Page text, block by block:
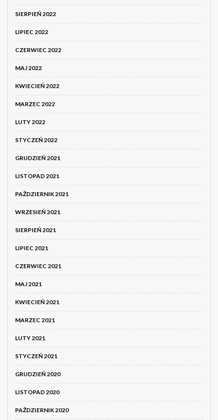
SIERPIEŃ 2022
LIPIEC 2022
CZERWIEC 2022
MAJ 2022
KWIECIEŃ 2022
MARZEC 2022
LUTY 2022
STYCZEŃ 2022
GRUDZIEŃ 2021
LISTOPAD 2021
PAŹDZIERNIK 2021
WRZESIEŃ 2021
SIERPIEŃ 2021
LIPIEC 2021
CZERWIEC 2021
MAJ 2021
KWIECIEŃ 2021
MARZEC 2021
LUTY 2021
STYCZEŃ 2021
GRUDZIEŃ 2020
LISTOPAD 2020
PAŹDZIERNIK 2020